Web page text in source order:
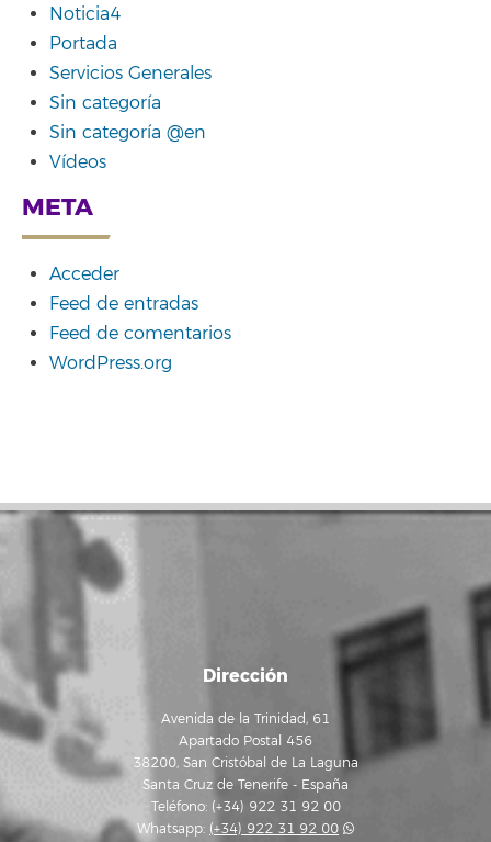
Noticia4
Portada
Servicios Generales
Sin categoría
Sin categoría @en
Vídeos
META
Acceder
Feed de entradas
Feed de comentarios
WordPress.org
Dirección
Avenida de la Trinidad, 61
Apartado Postal 456
38200, San Cristóbal de La Laguna
Santa Cruz de Tenerife - España
Teléfono: (+34) 922 31 92 00
Whatsapp: (+34) 922 31 92 00